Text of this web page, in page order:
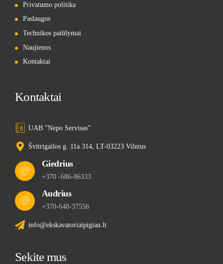
Privatumo politika
Paslaugos
Technikos paiūlymai
Naujienos
Kontaktai
Kontaktai
UAB "Nepo Servisas"
Švitrigailos g. 11a 314, LT-03223 Vilnius
Giedrius
+370 -686-86333
Audrius
+370-648-37556
info@ekskavatoriaipigiau.lt
Sekite mus